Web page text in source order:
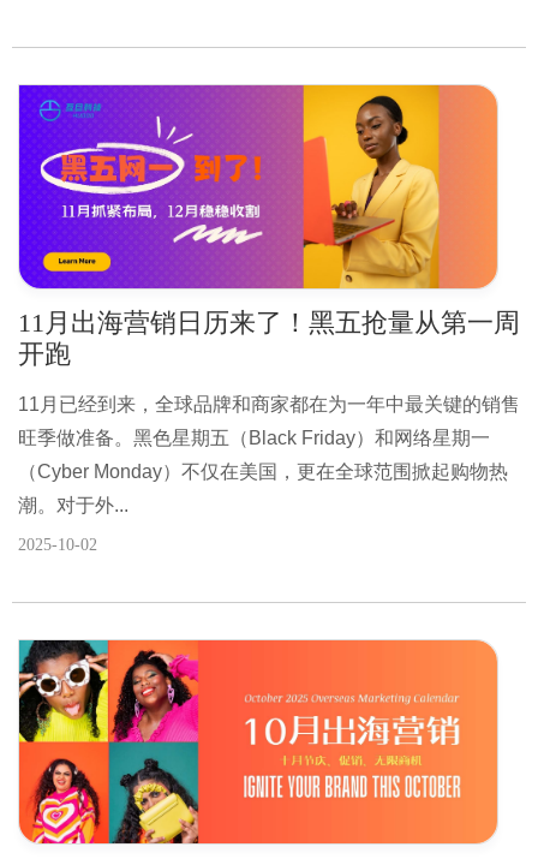
11月出海营销日历来了！黑五抢量从第一周
开跑
11月已经到来，全球品牌和商家都在为一年中最关键的销售
旺季做准备。黑色星期五（Black Friday）和网络星期一
（Cyber Monday）不仅在美国，更在全球范围掀起购物热
潮。对于外...
2025-10-02